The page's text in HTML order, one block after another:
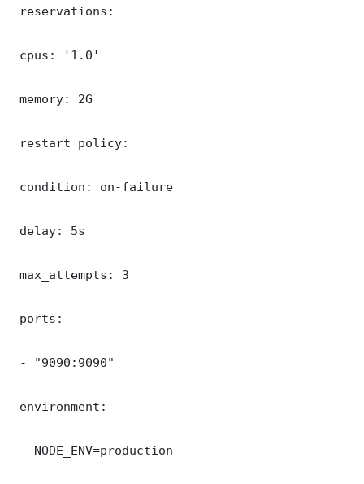
reservations:
cpus: '1.0'
memory: 2G
restart_policy:
condition: on-failure
delay: 5s
max_attempts: 3
ports:
- "9090:9090"
environment:
- NODE_ENV=production